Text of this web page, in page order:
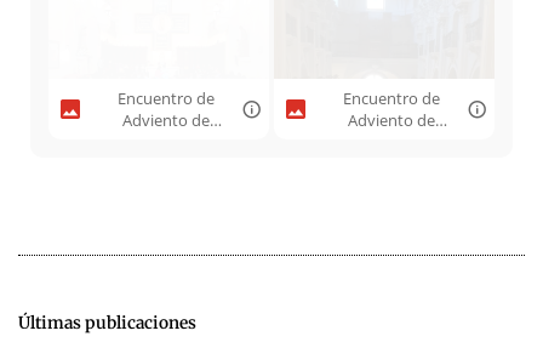
Encuentro de
Adviento de
Encuentro de
Adviento de
Últimas publicaciones